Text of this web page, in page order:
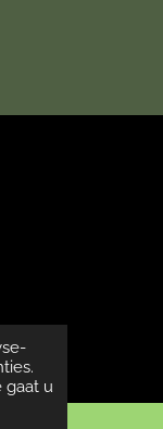
gaat u